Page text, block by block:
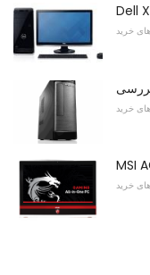
خرید
خرید
MSI
خرید